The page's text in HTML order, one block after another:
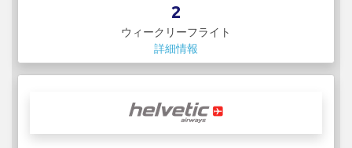
2
ウィークリーフライト
詳細情報